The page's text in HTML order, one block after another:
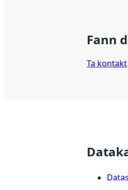
Fann
Ta kontakt